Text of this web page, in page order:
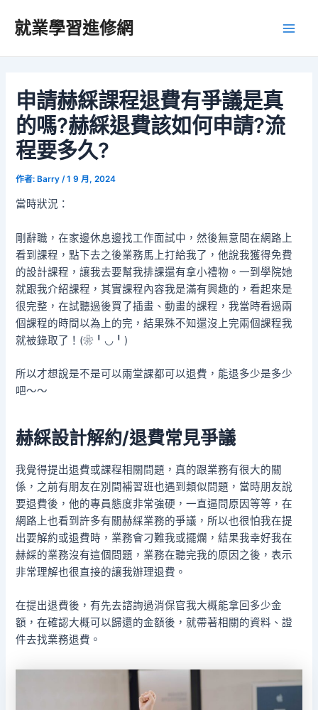
就業學習進修網
申請赫綵課程退費有爭議是真
的嗎?赫綵退費該如何申請?流
程要多久?
作者:Barry /1 9 月, 2024
當時狀況：
剛辭職，在家邊休息邊找工作面試中，然後無意間在網路上
看到課程，點下去之後業務馬上打給我了，他說我獲得免費
的設計課程，讓我去要幫我排課還有拿小禮物。一到學院她
就跟我介紹課程，其實課程內容我是滿有興趣的，看起來是
很完整，在試聽過後買了插畫、動畫的課程，我當時看過兩
個課程的時間以為上的完，結果殊不知還沒上完兩個課程我
就被錄取了！(❀╹◡╹)
所以才想說是不是可以兩堂課都可以退費，能退多少是多少
吧～～
赫綵設計解約/退費常見爭議
我覺得提出退費或課程相關問題，真的跟業務有很大的關
係，之前有朋友在別間補習班也遇到類似問題，當時朋友說
要退費後，他的專員態度非常強硬，一直逼問原因等等，在
網路上也看到許多有關赫綵業務的爭議，所以也很怕我在提
出要解約或退費時，業務會刁難我或擺爛，結果我幸好我在
赫綵的業務沒有這個問題，業務在聽完我的原因之後，表示
非常理解也很直接的讓我辦理退費。
在提出退費後，有先去諮詢過消保官我大概能拿回多少金
額，在確認大概可以歸還的金額後，就帶著相關的資料、證
件去找業務退費。